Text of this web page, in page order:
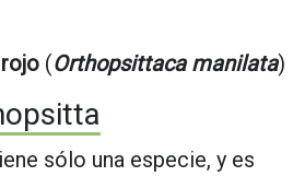
(Orthopsittaca manilata)
sólo una especie, y es